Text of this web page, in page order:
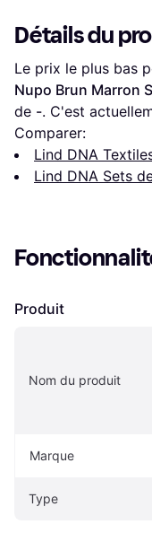
Détails du
Le prix le plus bas
Nupo Brun Marron
de -. C'est
Comparer:
Lind DNA
Lind DNA Sets
Produit
Nom du produit
Marque
Type